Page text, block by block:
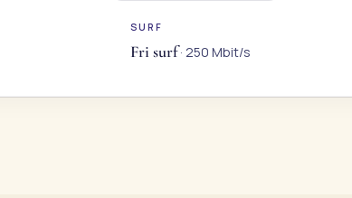
SURF
Fri surf· 250 Mbit/s